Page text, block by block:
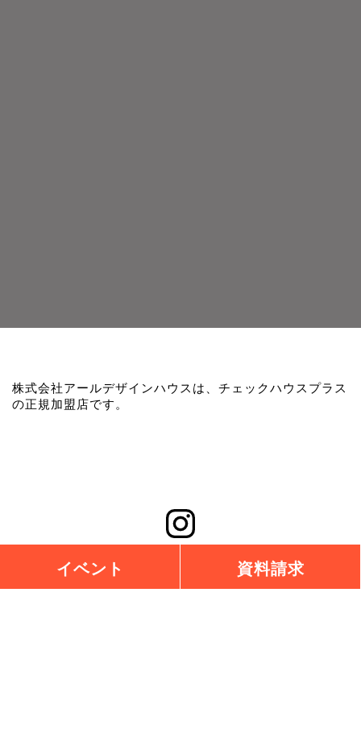
株式会社アールデザインハウスは、チェックハウスプラス
の正規加盟店です。
イベント 資料請求